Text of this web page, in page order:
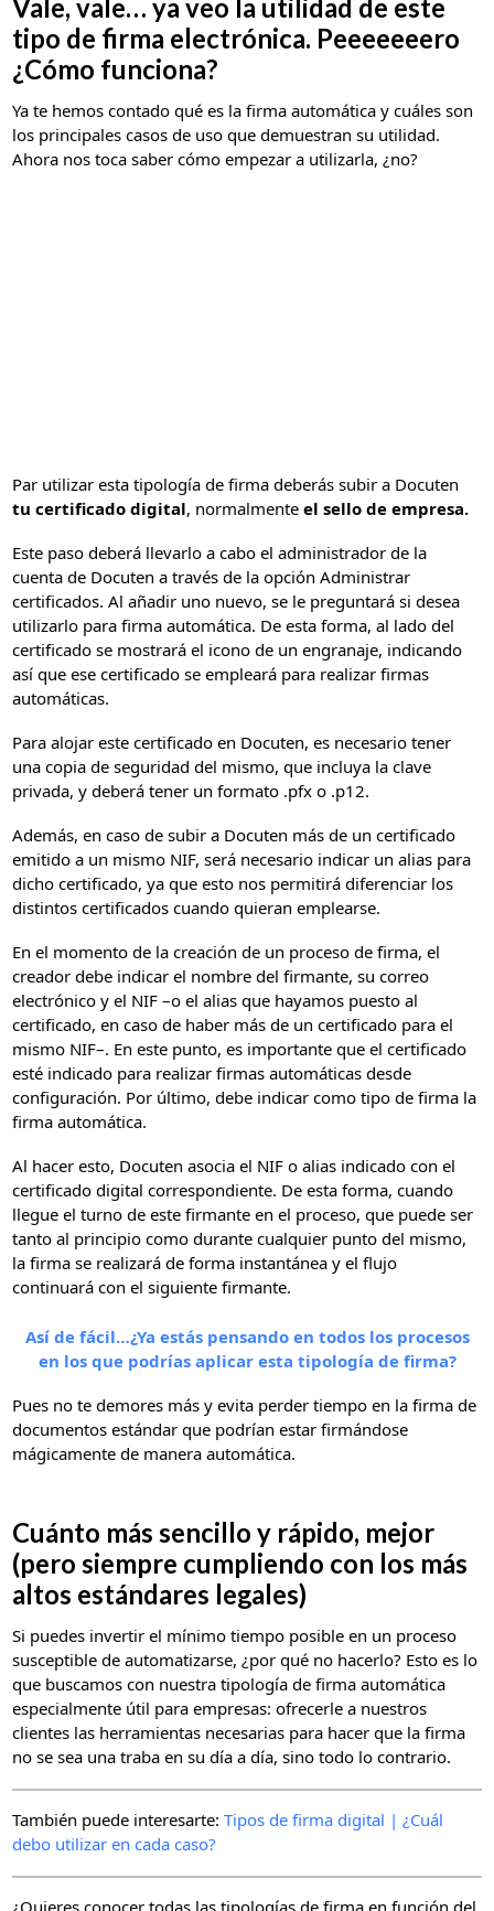
Vale, vale… ya veo la utilidad de este
tipo de firma electrónica. Peeeeeeero
¿Cómo funciona?
Ya te hemos contado qué es la firma automática y cuáles son
los principales casos de uso que demuestran su utilidad.
Ahora nos toca saber cómo empezar a utilizarla, ¿no?
Par utilizar esta tipología de firma deberás subir a Docuten
tu certificado digital, normalmenteel sello de empresa.
Este paso deberá llevarlo a cabo el administrador de la
cuenta de Docuten a través de la opción Administrar
certificados. Al añadir uno nuevo, se le preguntará si desea
utilizarlo para firma automática. De esta forma, al lado del
certificado se mostrará el icono de un engranaje, indicando
así que ese certificado se empleará para realizar firmas
automáticas.
Para alojar este certificado en Docuten, es necesario tener
una copia de seguridad del mismo, que incluya la clave
privada, y deberá tener un formato .pfx o .p12.
Además, en caso de subir a Docuten más de un certificado
emitido a un mismo NIF, será necesario indicar un alias para
dicho certificado, ya que esto nos permitirá diferenciar los
distintos certificados cuando quieran emplearse.
En el momento de la creación de un proceso de firma, el
creador debe indicar el nombre del firmante, su correo
electrónico y el NIF –o el alias que hayamos puesto al
certificado, en caso de haber más de un certificado para el
mismo NIF–. En este punto, es importante que el certificado
esté indicado para realizar firmas automáticas desde
configuración. Por último, debe indicar como tipo de firma la
firma automática.
Al hacer esto, Docuten asocia el NIF o alias indicado con el
certificado digital correspondiente. De esta forma, cuando
llegue el turno de este firmante en el proceso, que puede ser
tanto al principio como durante cualquier punto del mismo,
la firma se realizará de forma instantánea y el flujo
continuará con el siguiente firmante.
Así de fácil…¿Ya estás pensando en todos los procesos
en los que podrías aplicar esta tipología de firma?
Pues no te demores más y evita perder tiempo en la firma de
documentos estándar que podrían estar firmándose
mágicamente de manera automática.
Cuánto más sencillo y rápido, mejor
(pero siempre cumpliendo con los más
altos estándares legales)
Si puedes invertir el mínimo tiempo posible en un proceso
susceptible de automatizarse, ¿por qué no hacerlo? Esto es lo
que buscamos con nuestra tipología de firma automática
especialmente útil para empresas: ofrecerle a nuestros
clientes las herramientas necesarias para hacer que la firma
no se sea una traba en su día a día, sino todo lo contrario.
También puede interesarte:Tipos de firma digital | ¿Cuál
debo utilizar en cada caso?
¿Quieres conocer todas las tipologías de firma en función del